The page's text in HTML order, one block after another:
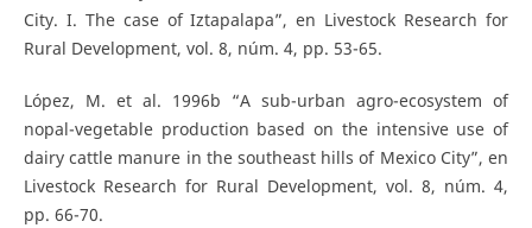
City. I. The case of Iztapalapa”, en Livestock Research for
Rural Development, vol. 8, núm. 4, pp. 53-65.
López, M. et al. 1996b “A sub-urban agro-ecosystem of
nopal-vegetable production based on the intensive use of
dairy cattle manure in the southeast hills of Mexico City”, en
Livestock Research for Rural Development, vol. 8, núm. 4,
pp. 66-70.